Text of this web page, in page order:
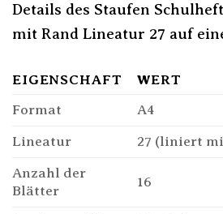
Details des Staufen
mit Rand Lineatur 27 auf
EIGENSCHAFT
WERT
Format
A4
Lineatur 27 (liniert
Anzahl der
Blätter
16